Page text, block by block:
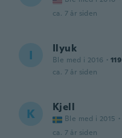
ca. 7 år siden
I Ilyuk
Ble med i 2016 · 119
ca. 7 år siden
K Kjell
Ble med i 2015 ·
ca. 7 år siden